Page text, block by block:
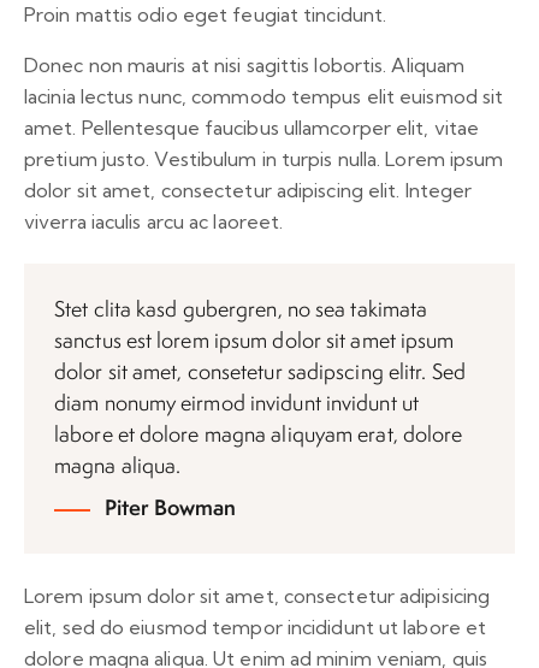
Proin mattis odio eget feugiat tincidunt.
Donec non mauris at nisi sagittis lobortis. Aliquam
lacinia lectus nunc, commodo tempus elit euismod sit
amet. Pellentesque faucibus ullamcorper elit, vitae
pretium justo. Vestibulum in turpis nulla. Lorem ipsum
dolor sit amet, consectetur adipiscing elit. Integer
viverra iaculis arcu ac laoreet.
Stet clita kasd gubergren, no sea takimata
sanctus est lorem ipsum dolor sit amet ipsum
dolor sit amet, consetetur sadipscing elitr. Sed
diam nonumy eirmod invidunt invidunt ut
labore et dolore magna aliquyam erat, dolore
magna aliqua.
Piter Bowman
Lorem ipsum dolor sit amet, consectetur adipisicing
elit, sed do eiusmod tempor incididunt ut labore et
dolore magna aliqua. Ut enim ad minim veniam, quis